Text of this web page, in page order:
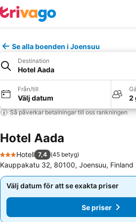
Se alla boenden i Joensuu
Destination
Hotel Aada
Från/till
Välj datum 2
Så påverkar betalningar till oss rankningen
Hotel Aada
3 Stjärnor
Hotell 7,4 (45 betyg)
Kauppakatu 32, 80100, Joensuu, Finland
Välj datum för att se exakta priser
Se priser
Välj datum för att se exakta priser
Se priser